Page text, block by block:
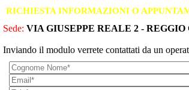
RICHIESTA INFORMAZIONI O
Sede: VIA GIUSEPPE REALE 2 -
Inviando il modulo verrete contattati da un